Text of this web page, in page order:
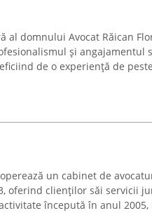
al domnului Avocat Răican
și angajamentul
de o experiență de
un cabinet de
oferind clienților săi servicii
începută în anul 2005,